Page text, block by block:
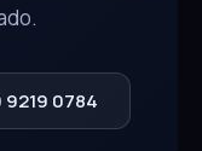
9219 0784